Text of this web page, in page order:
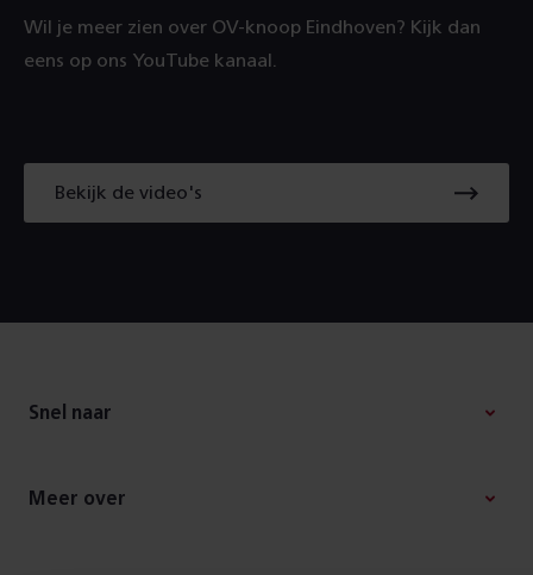
Wil je meer zien over OV-knoop Eindhoven? Kijk dan
eens op ons YouTube kanaal.
Bekijk de video's
Snel naar
Meer over
instellingen